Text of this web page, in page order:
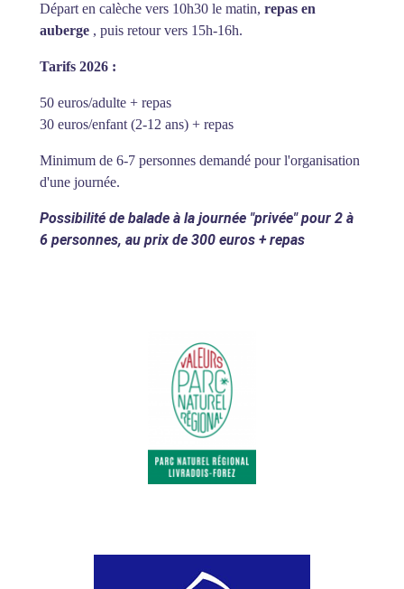
Départ en calèche vers 10h30 le matin, repas en
auberge , puis retour vers 15h-16h.
Tarifs 2026 :
50 euros/adulte + repas
30 euros/enfant (2-12 ans) + repas
Minimum de 6-7 personnes demandé pour l'organisation
d'une journée.
Possibilité de balade à la journée "privée" pour 2 à
6 personnes, au prix de 300 euros + repas